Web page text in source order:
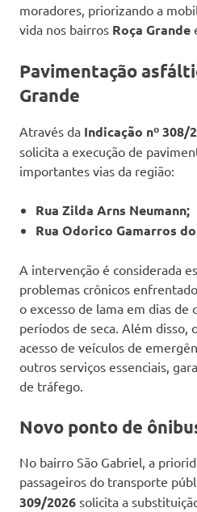
moradores, priorizando a
vida nos bairros Roça Grande
Pavimentação
Grande
Através da Indicação nº 308/
solicita a execução de
importantes vias da região:
Rua Zilda Arns Neumann;
Rua Odorico Gamarros
A intervenção é considerada
problemas crônicos
o excesso de lama em dias de
períodos de seca. Além disso,
acesso de veículos de
outros serviços essenciais,
de tráfego.
Novo ponto de
No bairro São Gabriel, a
passageiros do transporte
309/2026 solicita a